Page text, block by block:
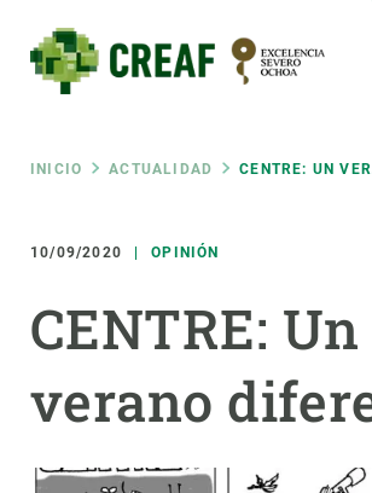
contenido
principal
Ruta
de
navegación
INICIO ACTUALIDAD CENTRE: UN
10/09/2020 OPINIÓN
CENTRE: Un
verano
RRSS
Featured
responsive
Responsive
menu
INVESTIGACIÓN
CIENCIA EN ACCIÓN